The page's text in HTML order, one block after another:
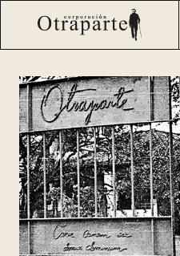
Saltar
Otraparte.org/Casa Museo